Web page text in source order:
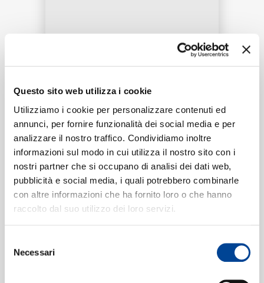
Questo sito web utilizza i cookie
Utilizziamo i cookie per personalizzare contenuti ed
annunci, per fornire funzionalità dei social media e per
analizzare il nostro traffico. Condividiamo inoltre
informazioni sul modo in cui utilizza il nostro sito con i
nostri partner che si occupano di analisi dei dati web,
pubblicità e social media, i quali potrebbero combinarle
con altre informazioni che ha fornito loro o che hanno
raccolto dal suo utilizzo dei loro servizi.
delNecessari
1 Drugs
03:13
August Alsina
Formati disponibili:
UPC:00602557378269
RICERCA
CHI SIAMO
CONTATTI
NEWSLETTER